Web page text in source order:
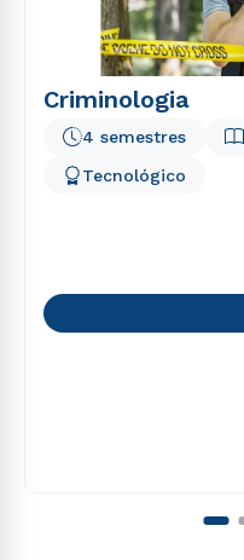
Criminologia
4 semestres
Tecnológico